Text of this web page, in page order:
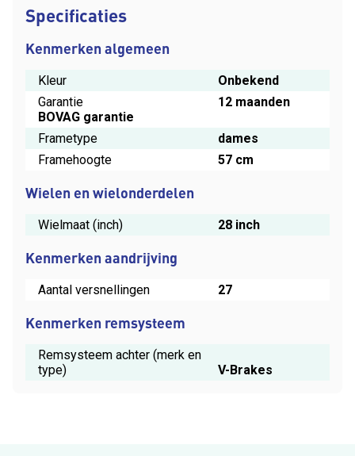
Specificaties
Kenmerken algemeen
Kleur
Onbekend
Garantie
12 maanden
BOVAG garantie
Frametype
dames
Framehoogte
57 cm
Wielen en wielonderdelen
Wielmaat (inch) 28 inch
Kenmerken aandrijving
Aantal versnellingen 27
Kenmerken remsysteem
Remsysteem achter (merk en
type)
V-Brakes